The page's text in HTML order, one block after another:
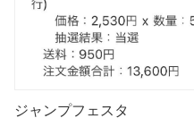
ジャンプフェスタ